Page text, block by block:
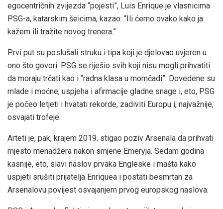
egocentričnih zvijezda “pojesti”, Luis Enrique je vlasnicima
PSG-a, katarskim šeicima, kazao: “Ili ćemo ovako kako ja
kažem ili tražite novog trenera.”
Prvi put su poslušali struku i tipa koji je djelovao uvjeren u
ono što govori. PSG se riješio svih koji nisu mogli prihvatiti
da moraju trčati kao i “radna klasa u momčadi”. Dovedene su
mlade i moćne, uspjeha i afirmacije gladne snage i, eto, PSG
je počeo letjeti i hvatati rekorde, zadiviti Europu i, najvažnije,
osvajati trofeje.
Arteti je, pak, krajem 2019. stigao poziv Arsenala da prihvati
mjesto menadžera nakon smjene Emeryja. Sedam godina
kasnije, eto, slavi naslov prvaka Engleske i mašta kako
uspjeti srušiti prijatelja Enriquea i postati besmrtan za
Arsenalovu povijest osvajanjem prvog europskog naslova.